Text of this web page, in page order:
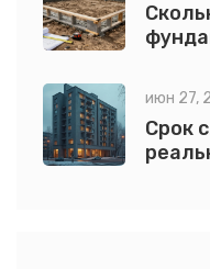
июн 27,
Срок